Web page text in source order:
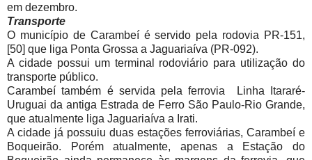
em dezembro.
Transporte
O município de Carambeí é servido pela rodovia PR-151,
[50] que liga Ponta Grossa a Jaguariaíva (PR-092).
A cidade possui um terminal rodoviário para utilização do
transporte público.
Carambeí também é servida pela ferrovia Linha Itararé-
Uruguai da antiga Estrada de Ferro São Paulo-Rio Grande,
que atualmente liga Jaguariaíva a Irati.
A cidade já possuiu duas estações ferroviárias, Carambeí e
Boqueirão. Porém atualmente, apenas a Estação do